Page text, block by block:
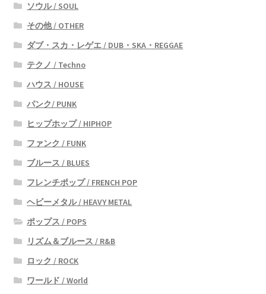
ソウル / SOUL
その他 / OTHER
ダブ・スカ・レゲエ / DUB・SKA・REGGAE
テクノ / Techno
ハウス / HOUSE
パンク/ PUNK
ヒップホップ / HIPHOP
ファンク / FUNK
ブルース / BLUES
フレンチポップ / FRENCH POP
ヘビーメタル / HEAVY METAL
ポップス / POPS
リズム＆ブルース / R&B
ロック / ROCK
ワールド / World